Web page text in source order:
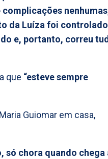
da Luíza foi
e, portanto, correu
que “esteve sempre
Guiomar em casa,
só chora quando chega